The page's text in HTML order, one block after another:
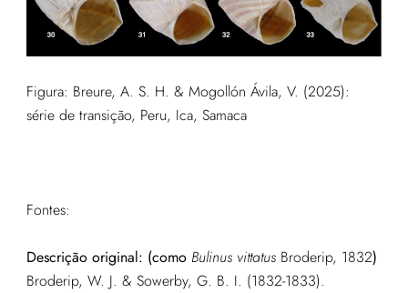
Figura: Breure, A. S. H. & Mogollón Ávila, V. (2025):
série de transição, Peru, Ica, Samaca
Fontes:
Descrição original: (como Bulinus vittatusBroderip, 1832)
Broderip, W. J. & Sowerby, G. B. I. (1832-1833).